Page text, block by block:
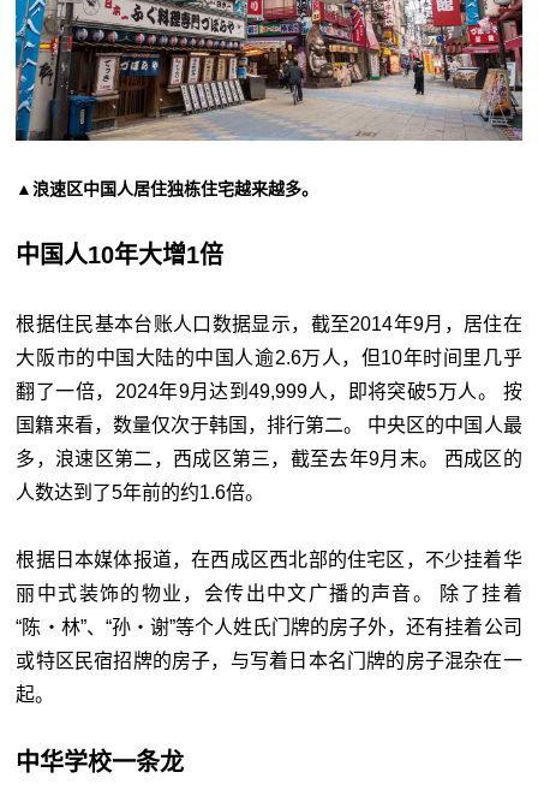
▲浪速区中国人居住独栋住宅越来越多。
中国人10年大增1倍
根据住民基本台账人口数据显示，截至2014年9月，居住在
大阪市的中国大陆的中国人逾2.6万人，但10年时间里几乎
翻了一倍，2024年9月达到49,999人，即将突破5万人。 按
国籍来看，数量仅次于韩国，排行第二。 中央区的中国人最
多，浪速区第二，西成区第三，截至去年9月末。 西成区的
人数达到了5年前的约1.6倍。
根据日本媒体报道，在西成区西北部的住宅区，不少挂着华
丽中式装饰的物业，会传出中文广播的声音。 除了挂着
“陈・林”、“孙・谢”等个人姓氏门牌的房子外，还有挂着公司
或特区民宿招牌的房子，与写着日本名门牌的房子混杂在一
起。
中华学校一条龙